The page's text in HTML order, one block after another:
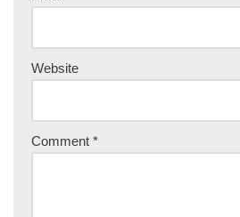
Website
Comment *